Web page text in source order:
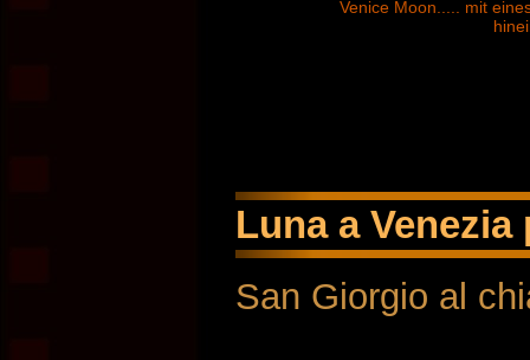
Venice Moon..... mit
Luna a
San Giorgio al